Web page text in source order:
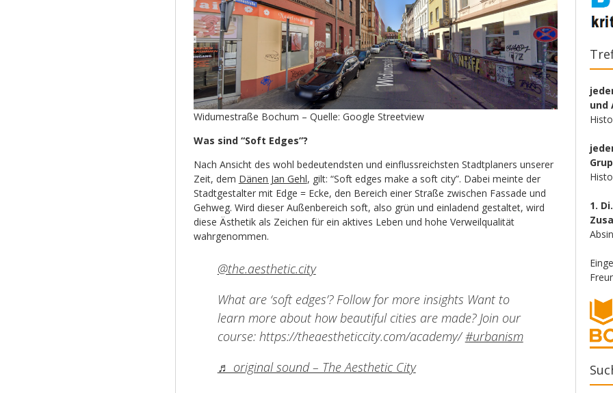
Widumestraße Bochum – Quelle: Google Streetview
Was sind “Soft Edges”?
Nach Ansicht des wohl bedeutendsten und einflussreichsten Stadtplaners unserer
Zeit, dem Dänen Jan Gehl, gilt: “Soft edges make a soft city”. Dabei meinte der
Stadtgestalter mit Edge = Ecke, den Bereich einer Straße zwischen Fassade und
Gehweg. Wird dieser Außenbereich soft, also grün und einladend gestaltet, wird
diese Ästhetik als Zeichen für ein aktives Leben und hohe Verweilqualität
wahrgenommen.
@the.aesthetic.city
What are ‘soft edges’? Follow for more insights Want to
learn more about how beautiful cities are made? Join our
course: https://theaestheticcity.com/academy/#urbanism
♬ original sound – The Aesthetic City
und
1.